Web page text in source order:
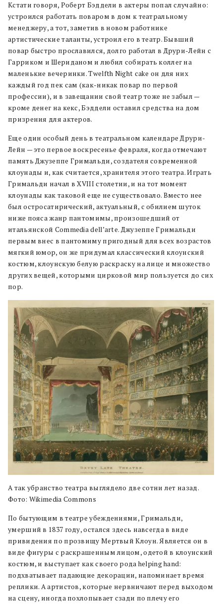
Кстати говоря, Роберт Бэддели в актеры попал случайно:
устроился работать поваром в дом к театральному
менеджеру, а тот, заметив в новом работнике
артистические таланты, устроил его в театр. Бывший
повар быстро прославился, долго работал в Друри-Лейн с
Гарриком и Шериданом и любил собирать коллег на
маленькие вечеринки. Twelfth Night cake он для них
каждый год пек сам (как-никак повар по первой
профессии), и в завещании свой театр тоже не забыл —
кроме денег на кекс, Бэддели оставил средства на дом
призрения для актеров.
Еще один особый день в театральном календаре Друри-
Лейн — это первое воскресенье февраля, когда отмечают
память Джузеппе Гримальди, создателя современной
клоунады и, как считается, хранителя этого театра. Играть
Гримальди начал в XVIII столетии, и на тот момент
клоунады как таковой еще не существовало. Вместо нее
был остросатирический, актуальный, с обилием шуток
ниже пояса жанр пантомимы, произошедший от
итальянской Commedia dell’arte. Джузеппе Гримальди
первым внес в пантомиму пригодный для всех возрастов
мягкий юмор, он же придумал классический клоунский
костюм, клоунскую белую раскраску на лице и множество
других вещей, которыми цирковой мир пользуется до сих
пор.
А так убранство театра выглядело две сотни лет назад.
Фото: Wikimedia Commons
По бытующим в театре убеждениями, Гримальди,
умерший в 1837 году, остался здесь навсегда в виде
привидения по прозвищу Мертвый Клоун. Является он в
виде фигуры с раскрашенным лицом, одетой в клоунский
костюм, и выступает как своего рода helping hand:
подхватывает падающие декорации, напоминает время
реплики. А артистов, которые нервничают перед выходом
на сцену, иногда похлопывает сзади по плечу его